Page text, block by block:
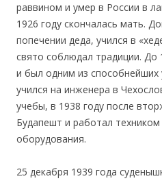
раввином и умер в России в
1926 году скончалась мать.
попечении деда, учился в
свято соблюдал традиции.
и был одним из способнейших
учился на инженера в
учебы, в 1938 году после
Будапешт и работал техником
оборудования.
25 декабря 1939 года